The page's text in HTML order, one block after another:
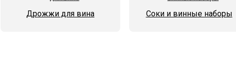
Дрожжи для вина Соки и винные наборы